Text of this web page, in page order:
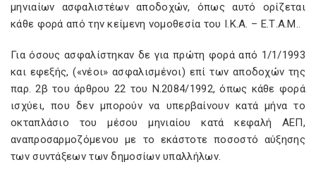
μηνιαίων ασφαλιστέων αποδοχών, όπως αυτό ορίζεται
κάθε φορά από την κείμενη νομοθεσία του Ι.Κ.Α. – Ε.Τ.Α.Μ..
Για όσους ασφαλίστηκαν δε για πρώτη φορά από 1/1/1993
και εφεξής, («νέοι» ασφαλισμένοι) επί των αποδοχών της
παρ. 2β του άρθρου 22 του Ν.2084/1992, όπως κάθε φορά
ισχύει, που δεν μπορούν να υπερβαίνουν κατά μήνα το
οκταπλάσιο του μέσου μηνιαίου κατά κεφαλή ΑΕΠ,
αναπροσαρμοζόμενου με το εκάστοτε ποσοστό αύξησης
των συντάξεων των δημοσίων υπαλλήλων.